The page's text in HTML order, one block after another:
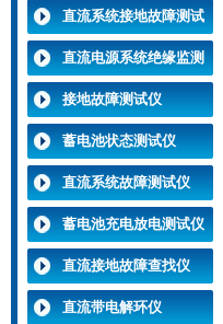
直流系统接地故障测试
仪
直流电源系统绝缘监测
装置
接地故障测试仪
蓄电池状态测试仪
直流系统故障测试仪
蓄电池充电放电测试仪
直流接地故障查找仪
直流带电解环仪